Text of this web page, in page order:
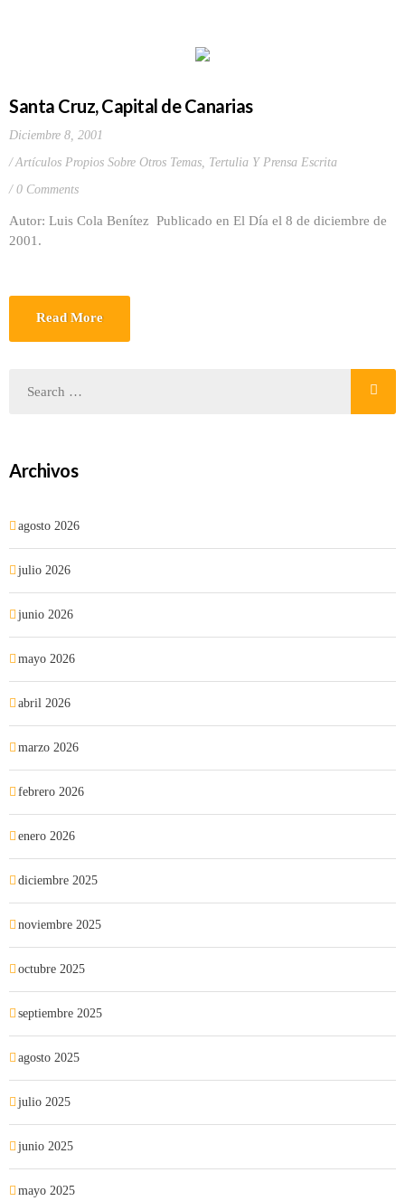
Santa Cruz, Capital de Canarias
Diciembre 8, 2001
Artículos Propios Sobre Otros Temas, Tertulia Y Prensa Escrita
0 Comments
Autor: Luis Cola Benítez Publicado en El Día el 8 de diciembre de
2001.
Read More
Archivos
agosto 2026
julio 2026
junio 2026
mayo 2026
abril 2026
marzo 2026
febrero 2026
enero 2026
diciembre 2025
noviembre 2025
octubre 2025
septiembre 2025
agosto 2025
julio 2025
junio 2025
mayo 2025